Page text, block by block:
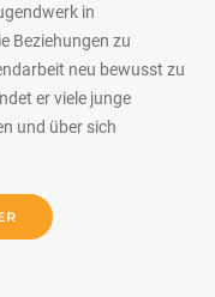
in
Beziehungen zu
neu bewusst zu
er viele junge
und über sich